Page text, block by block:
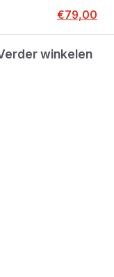
€79,00
winkelen